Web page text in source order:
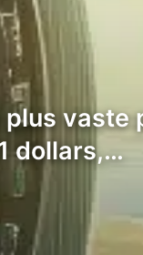
vaste
dollars,…